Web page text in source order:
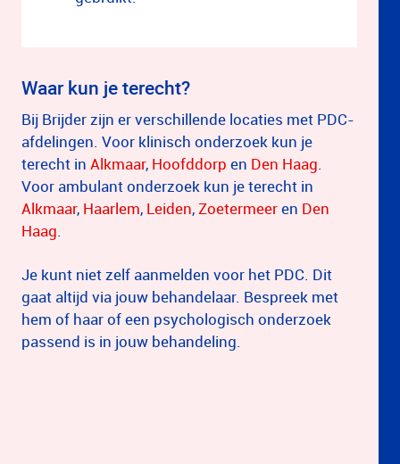
Waar kun je terecht?
Bij Brijder zijn er verschillende locaties met PDC-
afdelingen. Voor klinisch onderzoek kun je
terecht in Alkmaar, Hoofddorp en Den Haag.
Voor ambulant onderzoek kun je terecht in
Alkmaar, Haarlem, Leiden,Zoetermeeren Den
Haag.
Je kunt niet zelf aanmelden voor het PDC. Dit
gaat altijd via jouw behandelaar. Bespreek met
hem of haar of een psychologisch onderzoek
passend is in jouw behandeling.